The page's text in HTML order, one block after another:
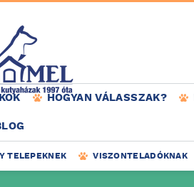
HOGYAN VÁLASSZAK?
TELEPEKNEK VISZONTELADÓKNAK